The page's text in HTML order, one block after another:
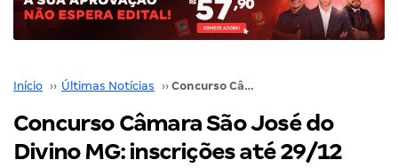
Início ›› Últimas Notícias ›› Concurso Câmara São José do Divino MG: inscrições até 29/12
Concurso Câmara São José do
Divino MG: inscrições até 29/12